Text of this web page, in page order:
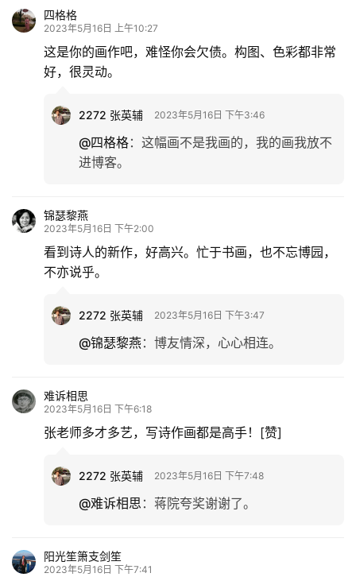
化
游
题
登录
四格格
2023年5月16日 上午10:27
这是你的画作吧，难怪你会欠债。构图、色彩都非常
好，很灵动。
2272 张英辅 2023年5月16日 下午3:46
@四格格： 这幅画不是我画的，我的画我放不
进博客。
锦瑟黎燕
2023年5月16日 下午2:00
看到诗人的新作，好高兴。忙于书画，也不忘博园，
不亦说乎。
2272 张英辅 2023年5月16日 下午3:47
@锦瑟黎燕： 博友情深，心心相连。
难诉相思
2023年5月16日 下午6:18
张老师多才多艺，写诗作画都是高手！[赞]
2272 张英辅 2023年5月16日 下午7:48
@难诉相思 ： 蒋院夸奖谢谢了。
阳光笙箫支剑笙
2023年5月16日 下午7:41